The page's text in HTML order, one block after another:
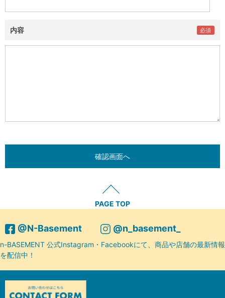
内容
PAGE TOP
@N-Basement @n_basement_
n-BASEMENT 公式Instagram・Facebookにて、商品や店舗の最新情報
を配信中！